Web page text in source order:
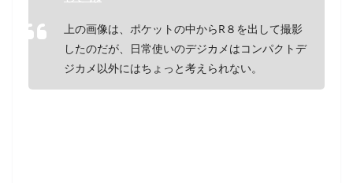
上の画像は、ポケットの中からR８を出して撮影
したのだが、日常使いのデジカメはコンパクトデ
ジカメ以外にはちょっと考えられない。